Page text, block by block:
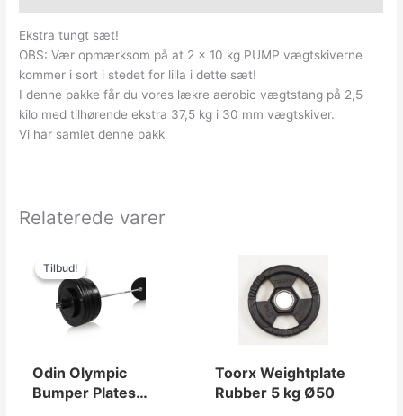
Ekstra tungt sæt!
OBS: Vær opmærksom på at 2 x 10 kg PUMP vægtskiverne
kommer i sort i stedet for lilla i dette sæt!
I denne pakke får du vores lækre aerobic vægtstang på 2,5
kilo med tilhørende ekstra 37,5 kg i 30 mm vægtskiver.
Vi har samlet denne pakk
Relaterede varer
Tilbud!
Tilbud!
Odin Olympic
Bumper Plates
pris
var:
pris
er:
Toorx Weightplate
Rubber 5 kg Ø50